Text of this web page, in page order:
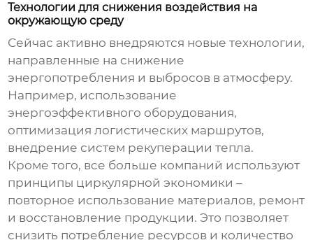
Технологии для снижения воздействия на
окружающую среду
Сейчас активно внедряются новые технологии,
направленные на снижение
энергопотребления и выбросов в атмосферу.
Например, использование
энергоэффективного оборудования,
оптимизация логистических маршрутов,
внедрение систем рекуперации тепла.
Кроме того, все больше компаний используют
принципы циркулярной экономики –
повторное использование материалов, ремонт
и восстановление продукции. Это позволяет
снизить потребление ресурсов и количество